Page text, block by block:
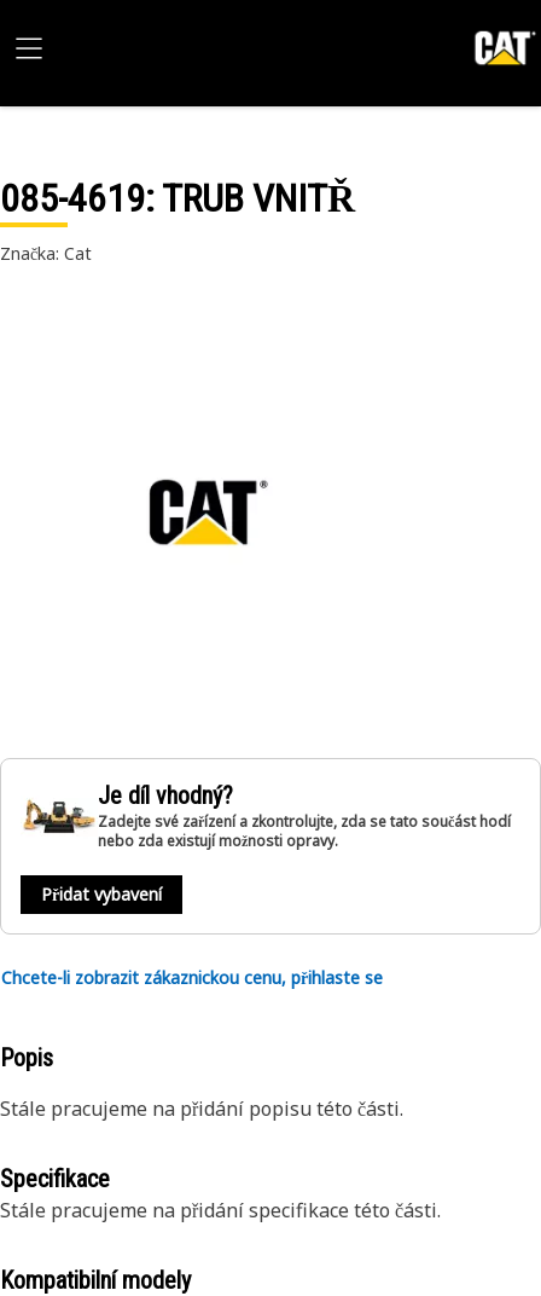
085-4619: TRUB VNITŘ
Značka: Cat
Je díl vhodný?
Zadejte své zařízení a zkontrolujte, zda se tato součást hodí
nebo zda existují možnosti opravy.
Přidat vybavení
Chcete-li zobrazit zákaznickou cenu, přihlaste se
Popis
Stále pracujeme na přidání popisu této části.
Specifikace
Stále pracujeme na přidání specifikace této části.
Kompatibilní modely